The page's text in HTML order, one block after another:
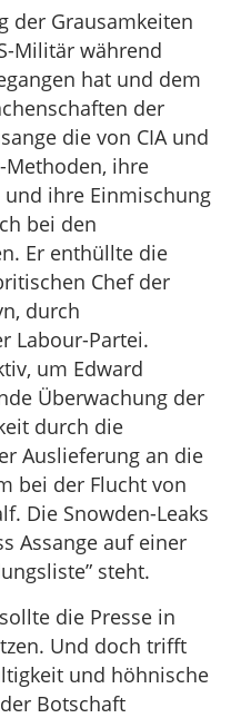
der Grausamkeiten
Militär während
hat und dem
der
die von CIA und
Methoden, ihre
ihre Einmischung
bei den
Er enthüllte die
Chef der
durch
Labour-Partei.
um Edward
Überwachung der
durch die
Auslieferung an die
bei der Flucht von
Die Snowden-Leaks
Assange auf einer
steht.
die Presse in
Und doch trifft
und höhnische
Botschaft